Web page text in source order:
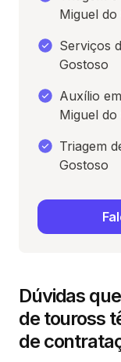
Dúvidas
de touross
de
Miguel do
Serviços
Gostoso
Auxílio
Miguel do
Triagem
Gostoso